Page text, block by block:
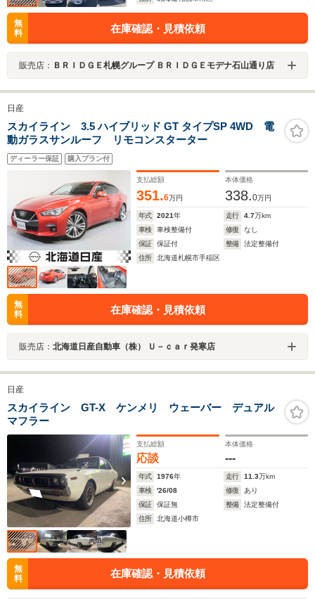
無
料
在庫確認・見積依頼
販売店： ＢＲＩＤＧＥ札幌グループ ＢＲＩＤＧＥモデナ石山通り店
日産
スカイライン 3.5 ハイブリッド GT タイプSP 4WD 電
動ガラスサンルーフ リモコンスターター
ディーラー保証 購入プラン付
支払総額
351.6万円
本体価格
338.0万円
年式 2021年 走行 4.7万km
車検
車検整備付 修復
なし
保証
保証付 整備
法定整備付
住所
北海道札幌市手稲区
無
料
在庫確認・見積依頼
販売店： 北海道日産自動車（株） Ｕ－ｃａｒ発寒店
日産
スカイライン GT-X ケンメリ ウェーバー デュアル
マフラー
支払総額
応談
本体価格
---
年式 1976年 走行 11.3万km
車検
'26/08 修復
あり
保証
保証無 整備
法定整備付
住所
北海道小樽市
無
料
在庫確認・見積依頼